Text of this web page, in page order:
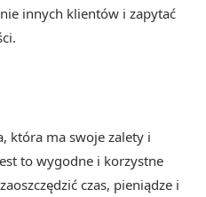
innych klientów i zapytać
która ma swoje zalety i
to wygodne i korzystne
czas, pieniądze i